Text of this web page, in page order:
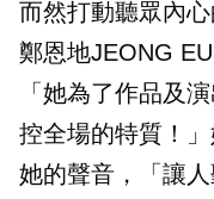
而然打動聽眾內
鄭恩地JEONG
「她為了作品及
控全場的特質！
她的聲音，「讓人